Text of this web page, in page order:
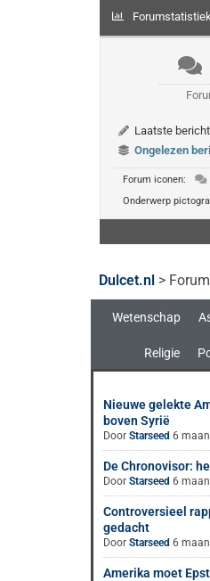
Laatste
Ongelezen
Forum iconen:
Onderwerp
Dulcet.nl > Forum
Wetenschap
Religie
Nieuwe gelekte
boven Syrië
Door Starseed 6
De Chronovisor:
Door Starseed 6
Controversieel
gedacht
Door Starseed 6
Amerika moet